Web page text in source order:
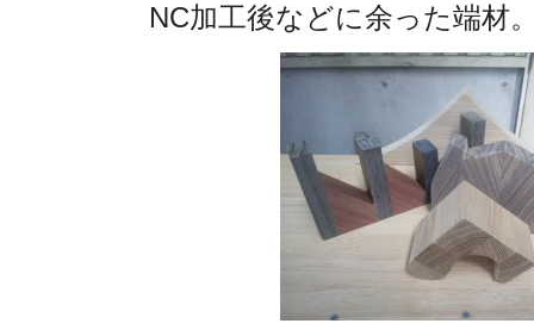
NC加工後などに余った端材